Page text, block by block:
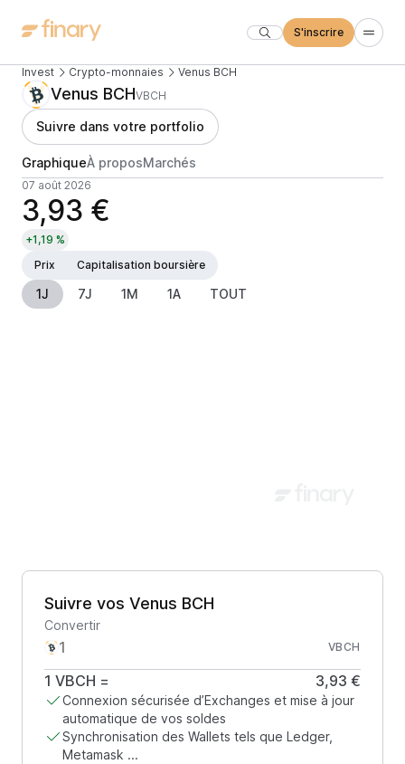
S'inscrire
Invest Crypto-monnaies Venus BCH
Venus BCHVBCH
Suivre dans votre portfolio
GraphiqueÀ proposMarchés
07 août 2026
3,93 €
+1,19 %
Prix
Capitalisation boursière
1J 7J 1M 1A TOUT
Suivre vos Venus BCH
Convertir
VBCH
1 VBCH = 3,93 €
Connexion sécurisée d’Exchanges et mise à jour
automatique de vos soldes
Synchronisation des Wallets tels que Ledger,
Metamask ...